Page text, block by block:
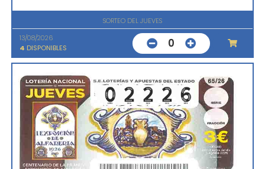
SORTEO DEL JUEVES
13/08/2026
4 DISPONIBLES 0